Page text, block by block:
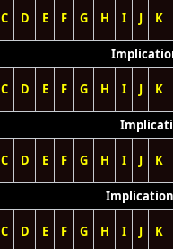
C D E F G H I J K
C D E F G H I J K
C D E F G H I J K
Implication
C D E F G H I J K